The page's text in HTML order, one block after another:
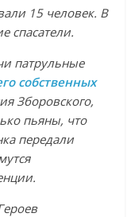
15 человек. В
спасатели.
патрульные
собственных
Зборовского,
пьяны, что
передали